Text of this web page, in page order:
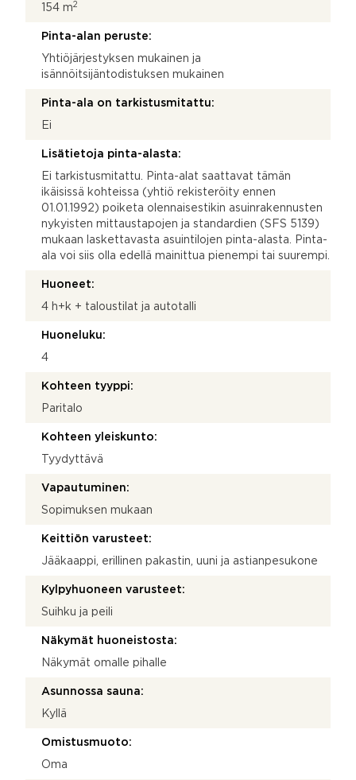
154 m2
Pinta-alan peruste:
Yhtiöjärjestyksen mukainen ja
isännöitsijäntodistuksen mukainen
Pinta-ala on tarkistusmitattu:
Ei
Lisätietoja pinta-alasta:
Ei tarkistusmitattu. Pinta-alat saattavat tämän
ikäisissä kohteissa (yhtiö rekisteröity ennen
01.01.1992) poiketa olennaisestikin asuinrakennusten
nykyisten mittaustapojen ja standardien (SFS 5139)
mukaan laskettavasta asuintilojen pinta-alasta. Pinta-
ala voi siis olla edellä mainittua pienempi tai suurempi.
Huoneet:
4 h+k + taloustilat ja autotalli
Huoneluku:
4
Kohteen tyyppi:
Paritalo
Kohteen yleiskunto:
Tyydyttävä
Vapautuminen:
Sopimuksen mukaan
Keittiön varusteet:
Jääkaappi, erillinen pakastin, uuni ja astianpesukone
Kylpyhuoneen varusteet:
Suihku ja peili
Näkymät huoneistosta:
Näkymät omalle pihalle
Asunnossa sauna:
Kyllä
Omistusmuoto:
Oma